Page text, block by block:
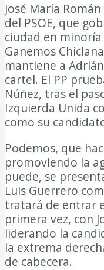
José María
del PSOE, que
ciudad en
Ganemos
mantiene a
cartel. El PP
Núñez, tras el
Izquierda Unida
como su
Podemos, que
promoviendo la
puede, se
Luis Guerrero
tratará de entrar
primera vez, con
liderando la
la extrema
de cabecera.